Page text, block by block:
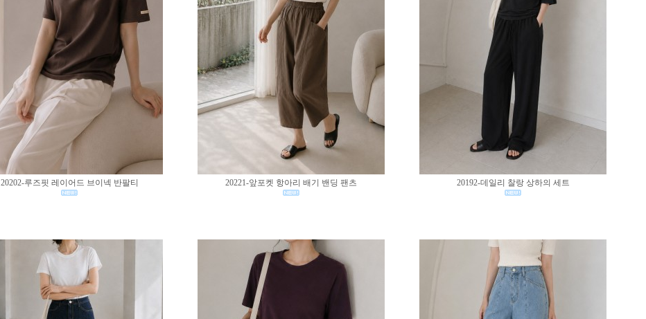
20202-루즈핏 레이어드 브이넥 반팔티 20221-앞포켓 항아리 배기 밴딩 팬츠 20192-데일리 찰랑 상하의 세트